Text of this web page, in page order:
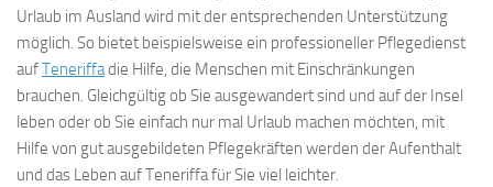
Urlaub im Ausland wird mit der entsprechenden Unterstützung
möglich. So bietet beispielsweise ein professioneller Pflegedienst
aufTeneriffadie Hilfe, die Menschen mit Einschränkungen
brauchen. Gleichgültig ob Sie ausgewandert sind und auf der Insel
leben oder ob Sie einfach nur mal Urlaub machen möchten, mit
Hilfe von gut ausgebildeten Pflegekräften werden der Aufenthalt
und das Leben auf Teneriffa für Sie viel leichter.